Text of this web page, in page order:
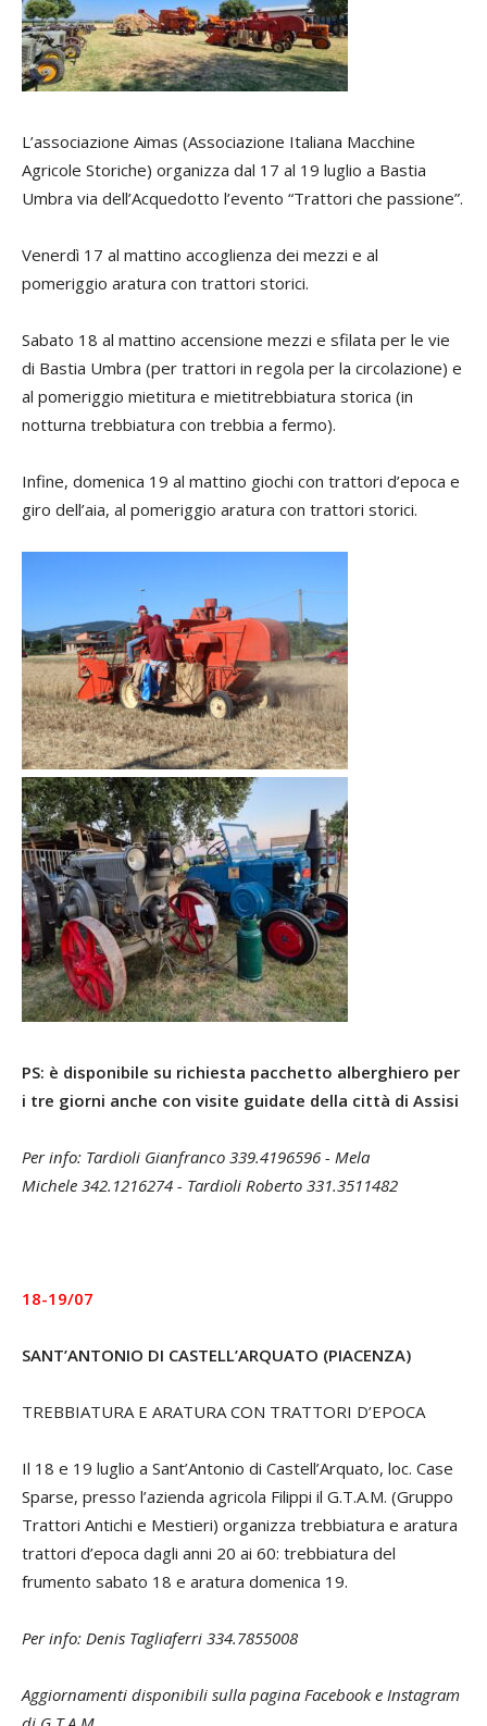
L’associazione Aimas (Associazione Italiana Macchine
Agricole Storiche) organizza dal 17 al 19 luglio a Bastia
Umbra via dell’Acquedotto l’evento “Trattori che passione”.
Venerdì 17 al mattino accoglienza dei mezzi e al
pomeriggio aratura con trattori storici.
Sabato 18 al mattino accensione mezzi e sfilata per le vie
di Bastia Umbra (per trattori in regola per la circolazione) e
al pomeriggio mietitura e mietitrebbiatura storica (in
notturna trebbiatura con trebbia a fermo).
Infine, domenica 19 al mattino giochi con trattori d’epoca e
giro dell’aia, al pomeriggio aratura con trattori storici.
PS: è disponibile su richiesta pacchetto alberghiero per
i tre giorni anche con visite guidate della città di Assisi
Per info: Tardioli Gianfranco 339.4196596 - Mela
Michele 342.1216274 - Tardioli Roberto 331.3511482
18-19/07
SANT’ANTONIO DI CASTELL’ARQUATO (PIACENZA)
TREBBIATURA E ARATURA CON TRATTORI D’EPOCA
Il 18 e 19 luglio a Sant’Antonio di Castell’Arquato, loc. Case
Sparse, presso l’azienda agricola Filippi il G.T.A.M. (Gruppo
Trattori Antichi e Mestieri) organizza trebbiatura e aratura
trattori d’epoca dagli anni 20 ai 60: trebbiatura del
frumento sabato 18 e aratura domenica 19.
Per info: Denis Tagliaferri 334.7855008
Aggiornamenti disponibili sulla pagina Facebook e Instagram